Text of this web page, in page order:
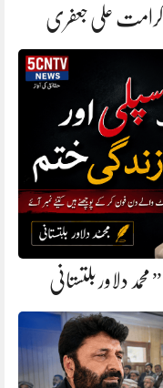
کرامت علی جعفری
دلاور بلتستانی